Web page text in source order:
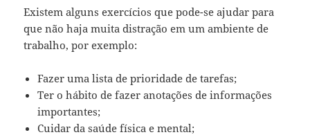
Existem alguns exercícios que pode-se ajudar para
que não haja muita distração em um ambiente de
trabalho, por exemplo:
Fazer uma lista de prioridade de tarefas;
Ter o hábito de fazer anotações de informações
importantes;
Cuidar da saúde física e mental;